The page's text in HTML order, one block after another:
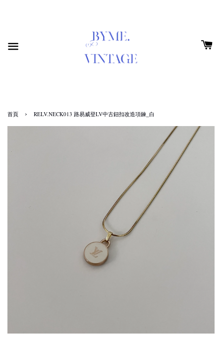
首頁 › RELV.NECK013 路易威登LV中古鈕扣改造項鍊_白